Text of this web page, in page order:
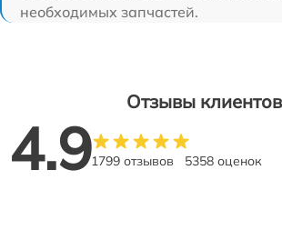
необходимых запчастей.
Отзывы клиентов
4.91799 отзывов 5358 оценок